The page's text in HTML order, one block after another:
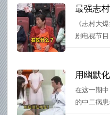
《志村大
剧电视节
在这一期
的中二病